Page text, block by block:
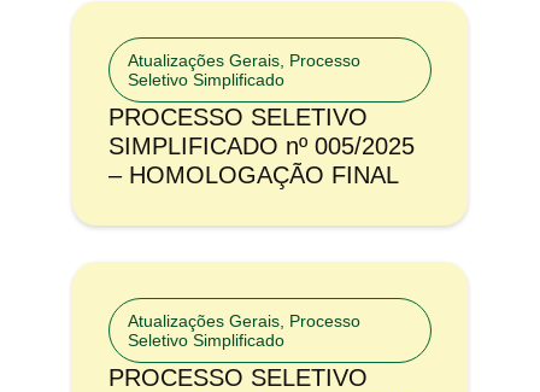
Atualizações Gerais Processo
Seletivo Simplificado
PROCESSO SELETIVO
SIMPLIFICADO nº 005/2025
– HOMOLOGAÇÃO FINAL
Atualizações Gerais Processo
Seletivo Simplificado
PROCESSO SELETIVO